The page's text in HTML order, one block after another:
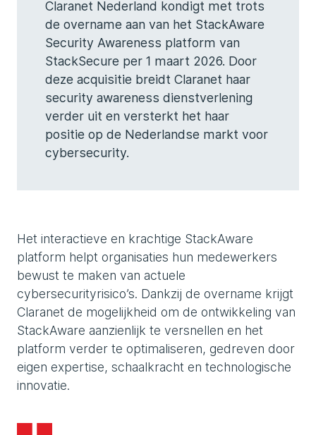
Claranet Nederland kondigt met trots
de overname aan van het StackAware
Security Awareness platform van
StackSecure per 1 maart 2026. Door
deze acquisitie breidt Claranet haar
security awareness dienstverlening
verder uit en versterkt het haar
positie op de Nederlandse markt voor
cybersecurity.
Het interactieve en krachtige StackAware
platform helpt organisaties hun medewerkers
bewust te maken van actuele
cybersecurityrisico’s. Dankzij de overname krijgt
Claranet de mogelijkheid om de ontwikkeling van
StackAware aanzienlijk te versnellen en het
platform verder te optimaliseren, gedreven door
eigen expertise, schaalkracht en technologische
innovatie.